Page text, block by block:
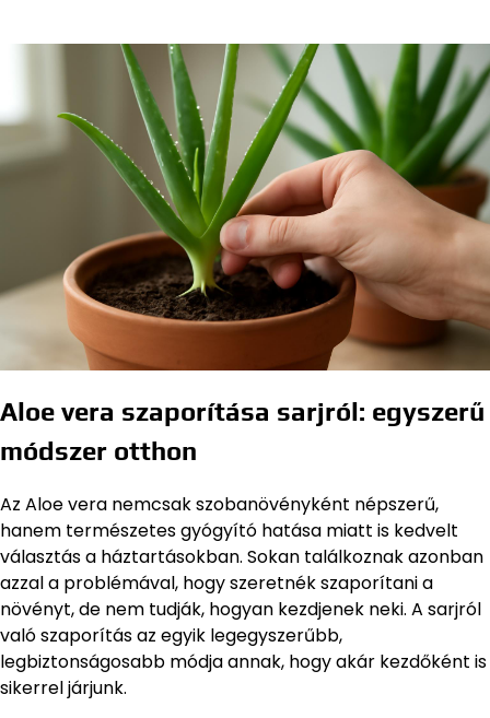
Aloe vera szaporítása sarjról: egyszerű
módszer otthon
Az Aloe vera nemcsak szobanövényként népszerű,
hanem természetes gyógyító hatása miatt is kedvelt
választás a háztartásokban. Sokan találkoznak azonban
azzal a problémával, hogy szeretnék szaporítani a
növényt, de nem tudják, hogyan kezdjenek neki. A sarjról
való szaporítás az egyik legegyszerűbb,
legbiztonságosabb módja annak, hogy akár kezdőként is
sikerrel járjunk.